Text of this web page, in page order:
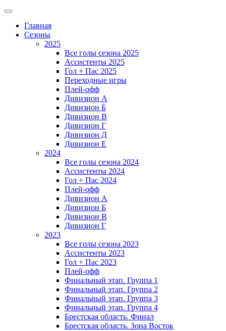
Главная
Сезоны
2025
Все голы сезона 2025
Ассистенты 2025
Гол + Пас 2025
Переходные игры
Плей-офф
Дивизион A
Дивизион Б
Дивизион В
Дивизион Г
Дивизион Д
Дивизион Е
2024
Все голы сезона 2024
Ассистенты 2024
Гол + Пас 2024
Плей-офф
Дивизион A
Дивизион Б
Дивизион В
Дивизион Г
2023
Все голы сезона 2023
Ассистенты 2023
Гол + Пас 2023
Плей-офф
Финальный этап. Группа 1
Финальный этап. Группа 2
Финальный этап. Группа 3
Финальный этап. Группа 4
Брестская область. Финал
Брестская область. Зона Восток